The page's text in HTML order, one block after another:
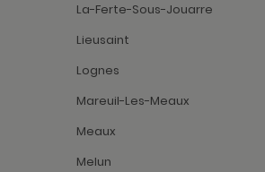
La-Ferte-Sous-Jouarre
Lieusaint
Lognes
Mareuil-Les-Meaux
Meaux
Melun